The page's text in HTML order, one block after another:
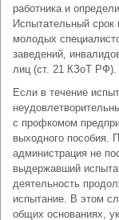
работника и
Испытательный срок
молодых
заведений,
лиц (ст. 21 КЗоТ РФ).
Если в течение
с профкомом
выходного пособия.
администрация не
выдержавший
деятельность
испытание. В этом
общих основаниях,